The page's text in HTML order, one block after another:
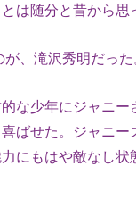
は随分と昔から思
、滝沢秀明だった
な少年にジャニー
ばせた。ジャニー
にもはや敵なし